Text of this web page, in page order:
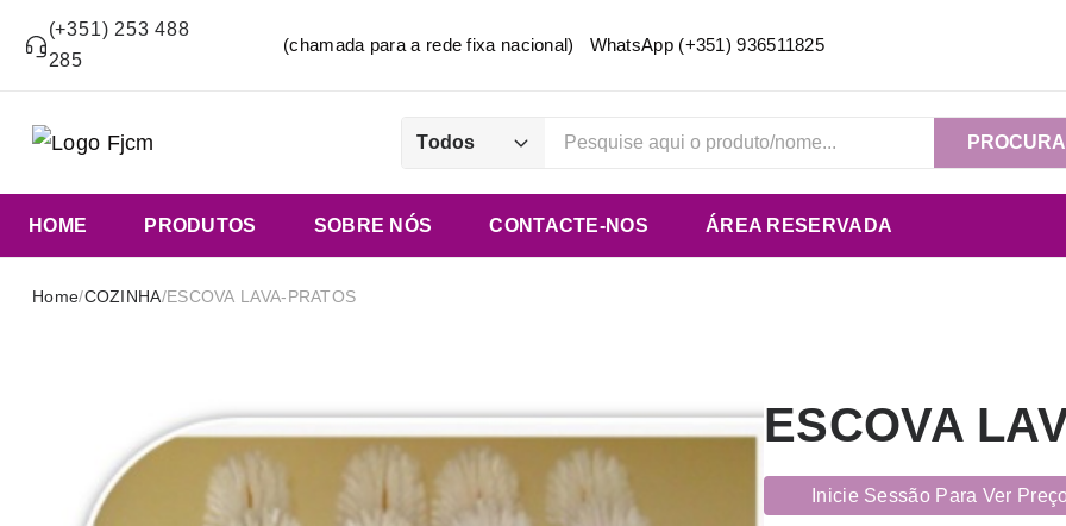
(+351) 253 488
285
(chamada para a rede fixa nacional) WhatsApp (+351) 936511825
Todos
HOME PRODUTOS SOBRE NÓS CONTACTE-NOS ÁREA RESERVADA
Home/COZINHA/ESCOVA LAVA-PRATOS
ESCOVA
Inicie Sessão Para Ver